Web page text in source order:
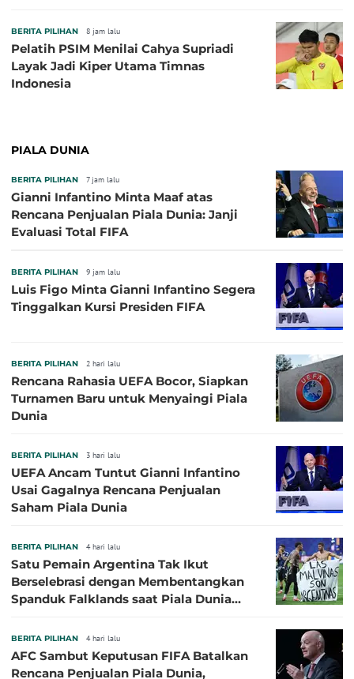
BERITA PILIHAN 8 jam lalu
Pelatih PSIM Menilai Cahya Supriadi
Layak Jadi Kiper Utama Timnas
Indonesia
PIALA DUNIA
BERITA PILIHAN 7 jam lalu
Gianni Infantino Minta Maaf atas
Rencana Penjualan Piala Dunia: Janji
Evaluasi Total FIFA
BERITA PILIHAN 9 jam lalu
Luis Figo Minta Gianni Infantino Segera
Tinggalkan Kursi Presiden FIFA
BERITA PILIHAN 2 hari lalu
Rencana Rahasia UEFA Bocor, Siapkan
Turnamen Baru untuk Menyaingi Piala
Dunia
BERITA PILIHAN 3 hari lalu
UEFA Ancam Tuntut Gianni Infantino
Usai Gagalnya Rencana Penjualan
Saham Piala Dunia
BERITA PILIHAN 4 hari lalu
Satu Pemain Argentina Tak Ikut
Berselebrasi dengan Membentangkan
Spanduk Falklands saat Piala Dunia
BERITA PILIHAN 4 hari lalu
AFC Sambut Keputusan FIFA Batalkan
Rencana Penjualan Piala Dunia,